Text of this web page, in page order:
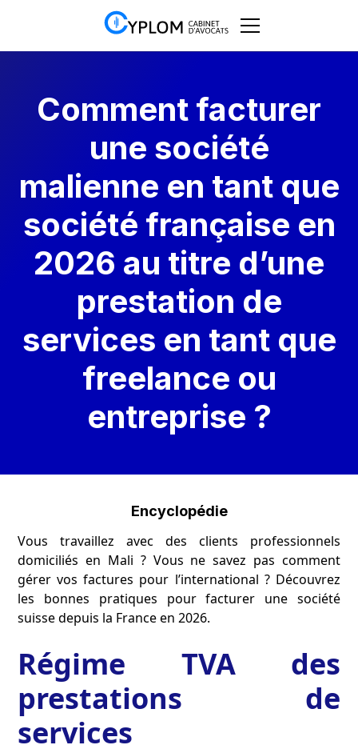
Comment facturer
une société
malienne en tant que
société française en
2026 au titre d’une
prestation de
services en tant que
freelance ou
entreprise ?
Encyclopédie
Vous travaillez avec des clients professionnels
domiciliés en Mali ? Vous ne savez pas comment
gérer vos factures pour l’international ? Découvrez
les bonnes pratiques pour facturer une société
suisse depuis la France en 2026.
Régime TVA des
prestations de
services